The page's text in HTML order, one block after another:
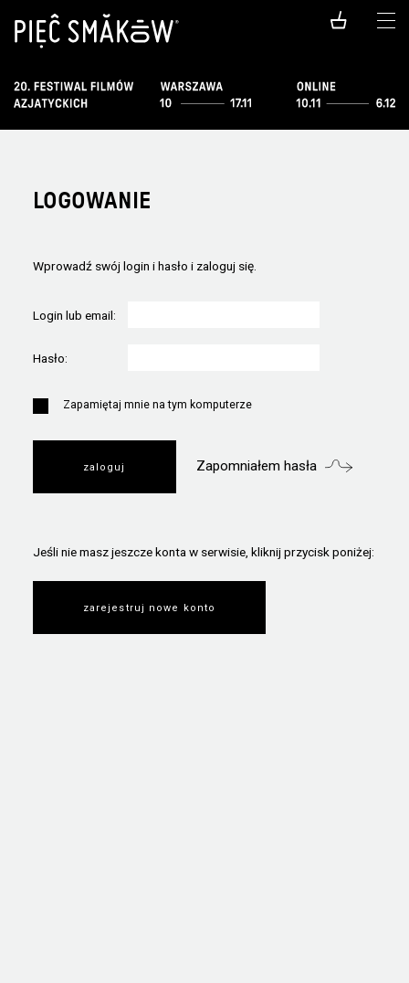
LOGOWANIE
Wprowadź swój login i hasło i zaloguj się.
Login lub email:
Hasło:
Zapamiętaj mnie na tym komputerze
Zapomniałem hasła
Jeśli nie masz jeszcze konta w serwisie, kliknij przycisk poniżej:
zarejestruj nowe konto